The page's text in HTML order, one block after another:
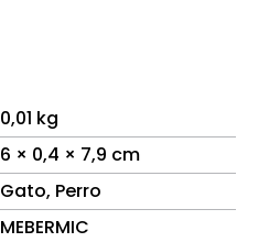
0,01 kg
6 × 0,4 × 7,9 cm
Gato, Perro
MEBERMIC